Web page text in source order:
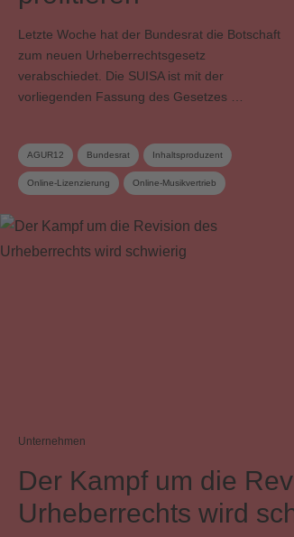
Letzte Woche hat der Bundesrat die Botschaft
zum neuen Urheberrechtsgesetz
verabschiedet. Die SUISA ist mit der
vorliegenden Fassung des Gesetzes …
AGUR12 Bundesrat Inhaltsproduzent
Online-Lizenzierung Online-Musikvertrieb
Unternehmen
Der Kampf um die
Urheberrechts wird